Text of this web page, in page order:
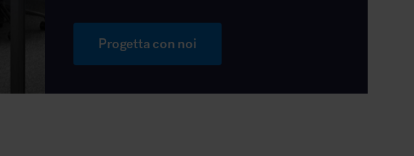
Progetta con noi